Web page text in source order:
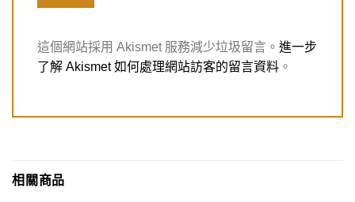
這個網站採用 Akismet 服務減少垃圾留言。 進一步
了解 Akismet 如何處理網站訪客的留言資料 。
相關商品